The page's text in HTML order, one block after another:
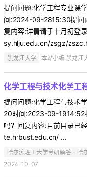
提问问题:化学工程专业课
间:2024-09-2815:30提问
复内容:详情请于十月初登
sy.hlju.edu.cn/zsgz/
黑龙江大学 本站小编 黑龙
化学工程与技术化学工
提问问题:化学工程与技术
20时间:2023-09-1914:52
吗？回复内容:目前目录已
te.hrbust.edu.cn/ ...
哈尔滨理工大学考研解答 - 哈
2024-10-07